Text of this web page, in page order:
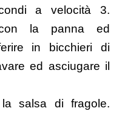
a velocità 3.
la panna ed
in bicchieri di
ed asciugare il
salsa di fragole.